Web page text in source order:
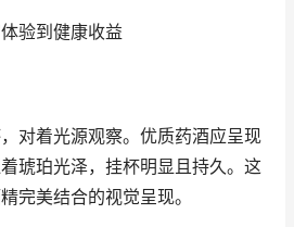
验到健康收益
对着光源观察。优质药酒应呈现
琥珀光泽，挂杯明显且持久。这
完美结合的视觉呈现。